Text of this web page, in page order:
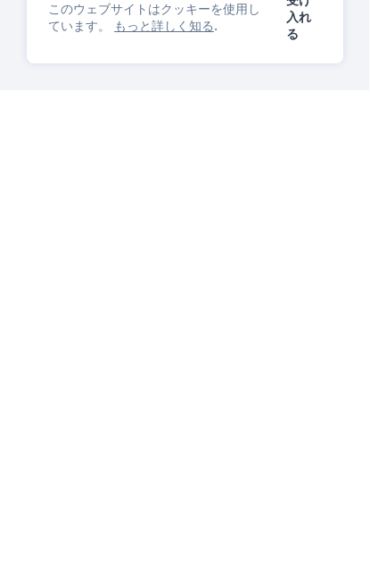
このウェブサイトはクッキーを使用し
ています。
もっと詳しく知る.
入れ
る